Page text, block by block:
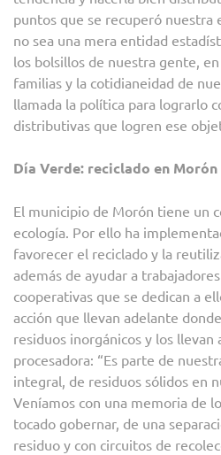
puntos que se recuperó nuestra
no sea una mera entidad
los bolsillos de nuestra gente,
familias y la cotidianeidad de
llamada la política para lograrlo
distributivas que logren ese
Día Verde: reciclado en Morón
El municipio de Morón tiene un
ecología. Por ello ha
favorecer el reciclado y la
además de ayudar a
cooperativas que se dedican a
acción que llevan adelante
residuos inorgánicos y los llevan
procesadora: “Es parte de
integral, de residuos sólidos en
Veníamos con una memoria de
tocado gobernar, de una
residuo y con circuitos de